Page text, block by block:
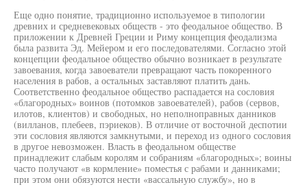
Еще одно понятие, традиционно используемое в типологии
древних и средневековых обществ - это феодальное общество. В
приложении к Древней Греции и Риму концепция феодализма
была развита Эд. Мейером и его последователями. Согласно этой
концепции феодальное общество обычно возникает в результате
завоевания, когда завоеватели превращают часть покоренного
населения в рабов, а остальных заставляют платить дань.
Соответственно феодальное общество распадается на сословия
«благородных» воинов (потомков завоевателей), рабов (сервов,
илотов, клиентов) и свободных, но неполноправных данников
(вилланов, плебеев, пэриеков). В отличие от восточной деспотии
эти сословия являются замкнутыми, и переход из одного сословия
в другое невозможен. Власть в феодальном обществе
принадлежит слабым королям и собраниям «благородных»; воины
часто получают «в кормление» поместья с рабами и данниками;
при этом они обязуются нести «вассальную службу», но в